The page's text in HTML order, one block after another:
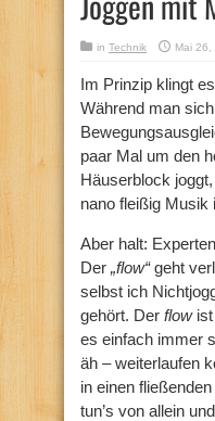
in Technik Mai 26,
Im Prinzip klingt
Während man
paar Mal um den
Häuserblock
nano fleißig Musik
Aber halt:
Der „flow“geht
selbst ich
gehört. Der flowist
es einfach immer
äh – weiterlaufen
in einen
tun’s von allein